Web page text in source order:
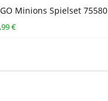
Minions Spielset 75580
€